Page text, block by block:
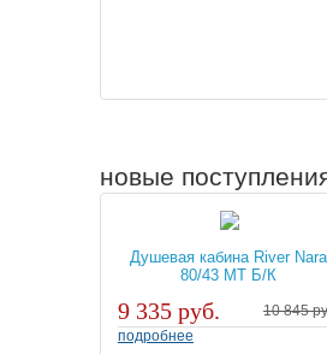
новые
Душевая кабина River Nara
80/43 MT Б/К
10 845
9 335 руб.
подробнее